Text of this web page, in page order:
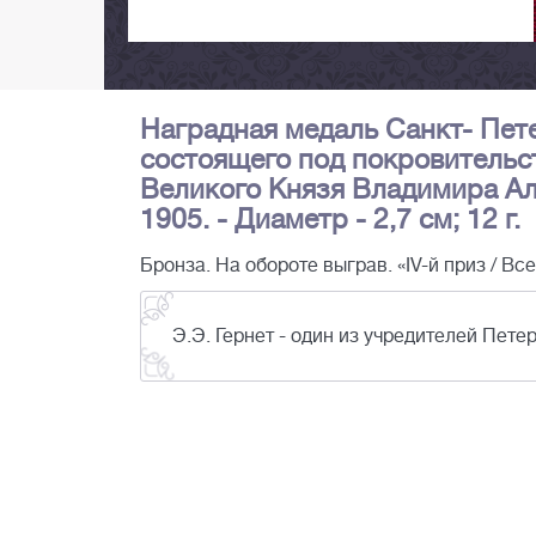
Наградная медаль Санкт-
состоящего под
Великого Князя Владимира
1905. - Диаметр - 2,7 см; 12 г.
Бронза. На обороте выграв. «IV-й приз /
Э.Э. Гернет - один из учредителей